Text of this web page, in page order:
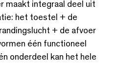
maakt integraal deel uit
het toestel + de
+ de afvoer
één functioneel
onderdeel kan het hele